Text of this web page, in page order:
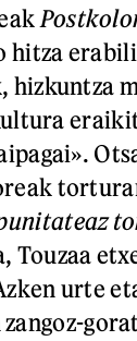
hitza
hizkuntza
Touzaa
urte